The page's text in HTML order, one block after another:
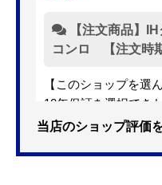
【注文商品】
コンロ 【注文時
【このショップを選
10年保証を選択でき
プも有ったが、5年
当店のショップ評価